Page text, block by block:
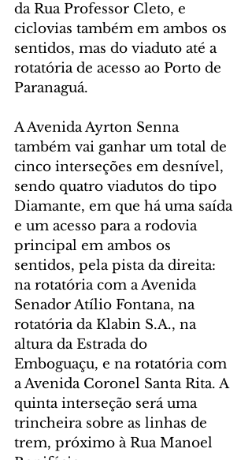
da Rua Professor Cleto, e
ciclovias também em ambos os
sentidos, mas do viaduto até a
rotatória de acesso ao Porto de
Paranaguá.
A Avenida Ayrton Senna
também vai ganhar um total de
cinco interseções em desnível,
sendo quatro viadutos do tipo
Diamante, em que há uma saída
e um acesso para a rodovia
principal em ambos os
sentidos, pela pista da direita:
na rotatória com a Avenida
Senador Atílio Fontana, na
rotatória da Klabin S.A., na
altura da Estrada do
Emboguaçu, e na rotatória com
a Avenida Coronel Santa Rita. A
quinta interseção será uma
trincheira sobre as linhas de
trem, próximo à Rua Manoel